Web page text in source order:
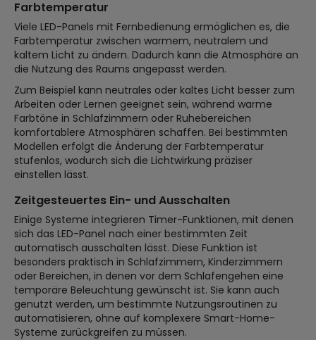
Farbtemperatur
Viele LED-Panels mit Fernbedienung ermöglichen es, die
Farbtemperatur zwischen warmem, neutralem und
kaltem Licht zu ändern. Dadurch kann die Atmosphäre an
die Nutzung des Raums angepasst werden.
Zum Beispiel kann neutrales oder kaltes Licht besser zum
Arbeiten oder Lernen geeignet sein, während warme
Farbtöne in Schlafzimmern oder Ruhebereichen
komfortablere Atmosphären schaffen. Bei bestimmten
Modellen erfolgt die Änderung der Farbtemperatur
stufenlos, wodurch sich die Lichtwirkung präziser
einstellen lässt.
Zeitgesteuertes Ein- und Ausschalten
Einige Systeme integrieren Timer-Funktionen, mit denen
sich das LED-Panel nach einer bestimmten Zeit
automatisch ausschalten lässt. Diese Funktion ist
besonders praktisch in Schlafzimmern, Kinderzimmern
oder Bereichen, in denen vor dem Schlafengehen eine
temporäre Beleuchtung gewünscht ist. Sie kann auch
genutzt werden, um bestimmte Nutzungsroutinen zu
automatisieren, ohne auf komplexere Smart-Home-
Systeme zurückgreifen zu müssen.